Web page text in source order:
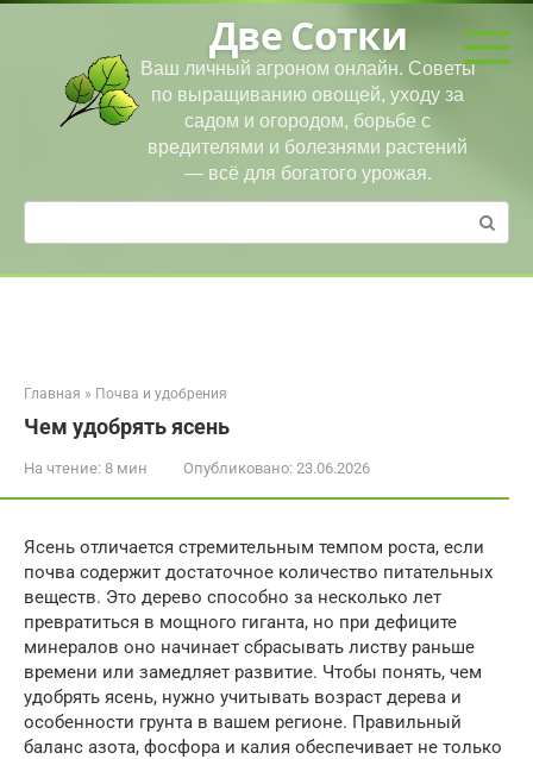
Перейти
Две Сотки
Ваш личный агроном онлайн. Советы
по выращиванию овощей, уходу за
садом и огородом, борьбе с
вредителями и болезнями растений
— всё для богатого урожая.
Поиск:
Главная » Почва и удобрения
Чем удобрять ясень
На чтение: 8 мин Опубликовано: 23.06.2026
Ясень отличается стремительным темпом роста, если
почва содержит достаточное количество питательных
веществ. Это дерево способно за несколько лет
превратиться в мощного гиганта, но при дефиците
минералов оно начинает сбрасывать листву раньше
времени или замедляет развитие. Чтобы понять, чем
удобрять ясень, нужно учитывать возраст дерева и
особенности грунта в вашем регионе. Правильный
баланс азота, фосфора и калия обеспечивает не только